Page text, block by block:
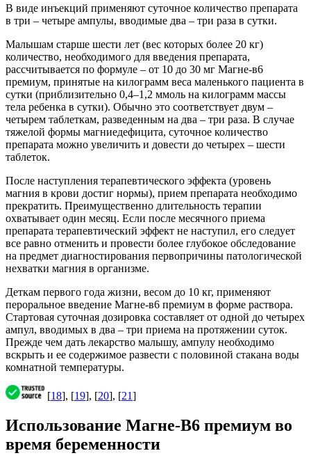
В виде инъекций применяют суточное количество препарата
в три – четыре ампулы, вводимые два – три раза в сутки.
Малышам старше шести лет (вес которых более 20 кг)
количество, необходимого для введения препарата,
рассчитывается по формуле – от 10 до 30 мг Магне-в6
премиум, принятые на килограмм веса маленького пациента в
сутки (приблизительно 0,4–1,2 ммоль на килограмм массы
тела ребенка в сутки). Обычно это соответствует двум –
четырем таблеткам, разведенным на два – три раза. В случае
тяжелой формы магниедефицита, суточное количество
препарата можно увеличить и довести до четырех – шести
таблеток.
После наступления терапевтического эффекта (уровень
магния в крови достиг нормы), прием препарата необходимо
прекратить. Преимущественно длительность терапии
охватывает один месяц. Если после месячного приема
препарата терапевтический эффект не наступил, его следует
все равно отменить и провести более глубокое обследование
на предмет диагностирования первопричины патологической
нехватки магния в организме.
Деткам первого года жизни, весом до 10 кг, применяют
пероральное введение Магне-в6 премиум в форме раствора.
Стартовая суточная дозировка составляет от одной до четырех
ампул, вводимых в два – три приема на протяжении суток.
Прежде чем дать лекарство малышу, ампулу необходимо
вскрыть и ее содержимое развести с половиной стакана воды
комнатной температуры.
[18], [19], [20], [21]
Использование Магне-В6 премиум во
время беременности